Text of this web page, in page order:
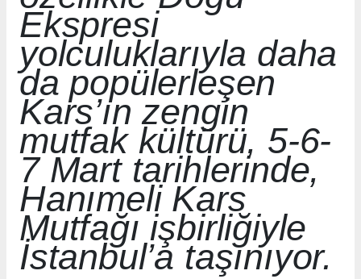
Ekspresi
yolculuklarıyla daha
da popülerleşen
Kars’ın zengin
mutfak kültürü, 5-6-
7 Mart tarihlerinde,
Hanımeli Kars
Mutfağı işbirliğiyle
İstanbul’a taşınıyor.